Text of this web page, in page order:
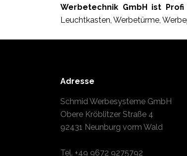
Werbetechnik GmbH ist
Leuchtkasten, Werbetürme,
Adresse
Schmid Werbesysteme GmbH
Obere Kröblitzer Straße 4
92431 Neunburg vorm Wald
Tel. +49 9672 9275792